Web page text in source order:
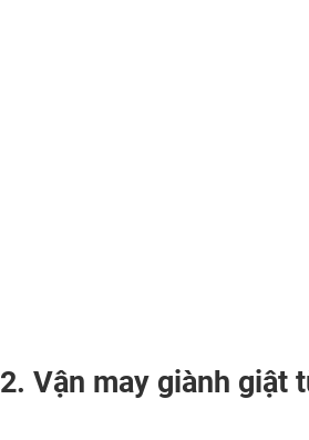
2. Vận may giành giật